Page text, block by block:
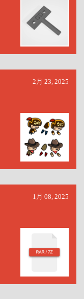
2月 23, 2025
1月 08, 2025